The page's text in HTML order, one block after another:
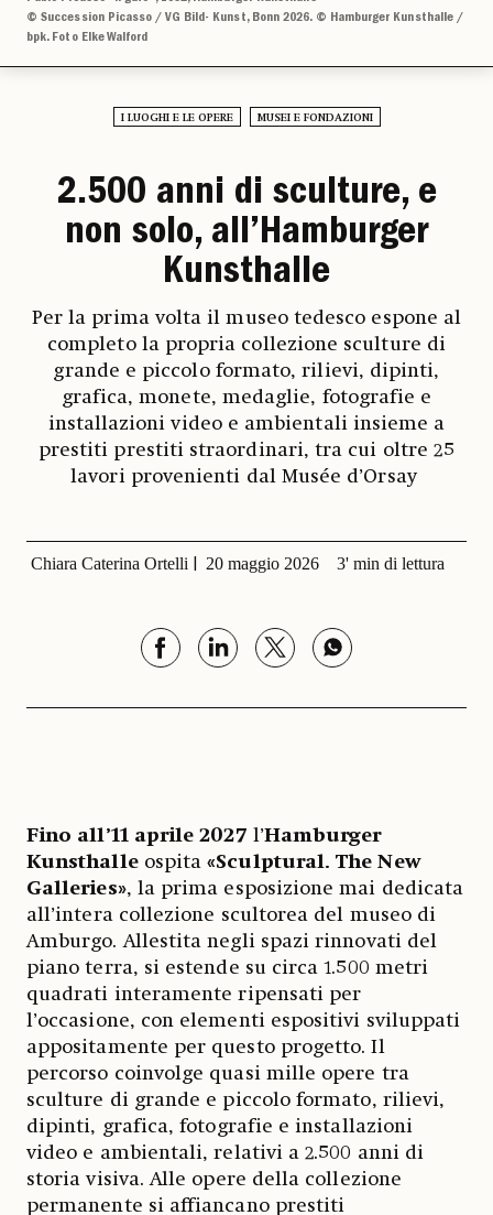
© Succession Picasso / VG Bild- Kunst, Bonn 2026. © Hamburger Kunsthalle /
bpk. Foto Elke Walford
I LUOGHI E LE OPERE MUSEI E FONDAZIONI
2.500 anni di sculture, e
non solo, all’Hamburger
Kunsthalle
Per la prima volta il museo tedesco espone al
completo la propria collezione sculture di
grande e piccolo formato, rilievi, dipinti,
grafica, monete, medaglie, fotografie e
installazioni video e ambientali insieme a
prestiti prestiti straordinari, tra cui oltre 25
lavori provenienti dal Musée d’Orsay
Chiara Caterina Ortelli 20 maggio 2026 3' min di lettura
Fino all’11 aprile 2027 l’Hamburger
Kunsthalleospita«Sculptural. The New
Galleries», la prima esposizione mai dedicata
all’intera collezione scultorea del museo di
Amburgo. Allestita negli spazi rinnovati del
piano terra, si estende su circa 1.500 metri
quadrati interamente ripensati per
l’occasione, con elementi espositivi sviluppati
appositamente per questo progetto. Il
percorso coinvolge quasi mille opere tra
sculture di grande e piccolo formato, rilievi,
dipinti, grafica, fotografie e installazioni
video e ambientali, relativi a 2.500 anni di
storia visiva. Alle opere della collezione
permanente si affiancano prestiti